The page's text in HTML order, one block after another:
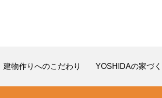
建物作りへのこだわり YOSHIDAの家づく